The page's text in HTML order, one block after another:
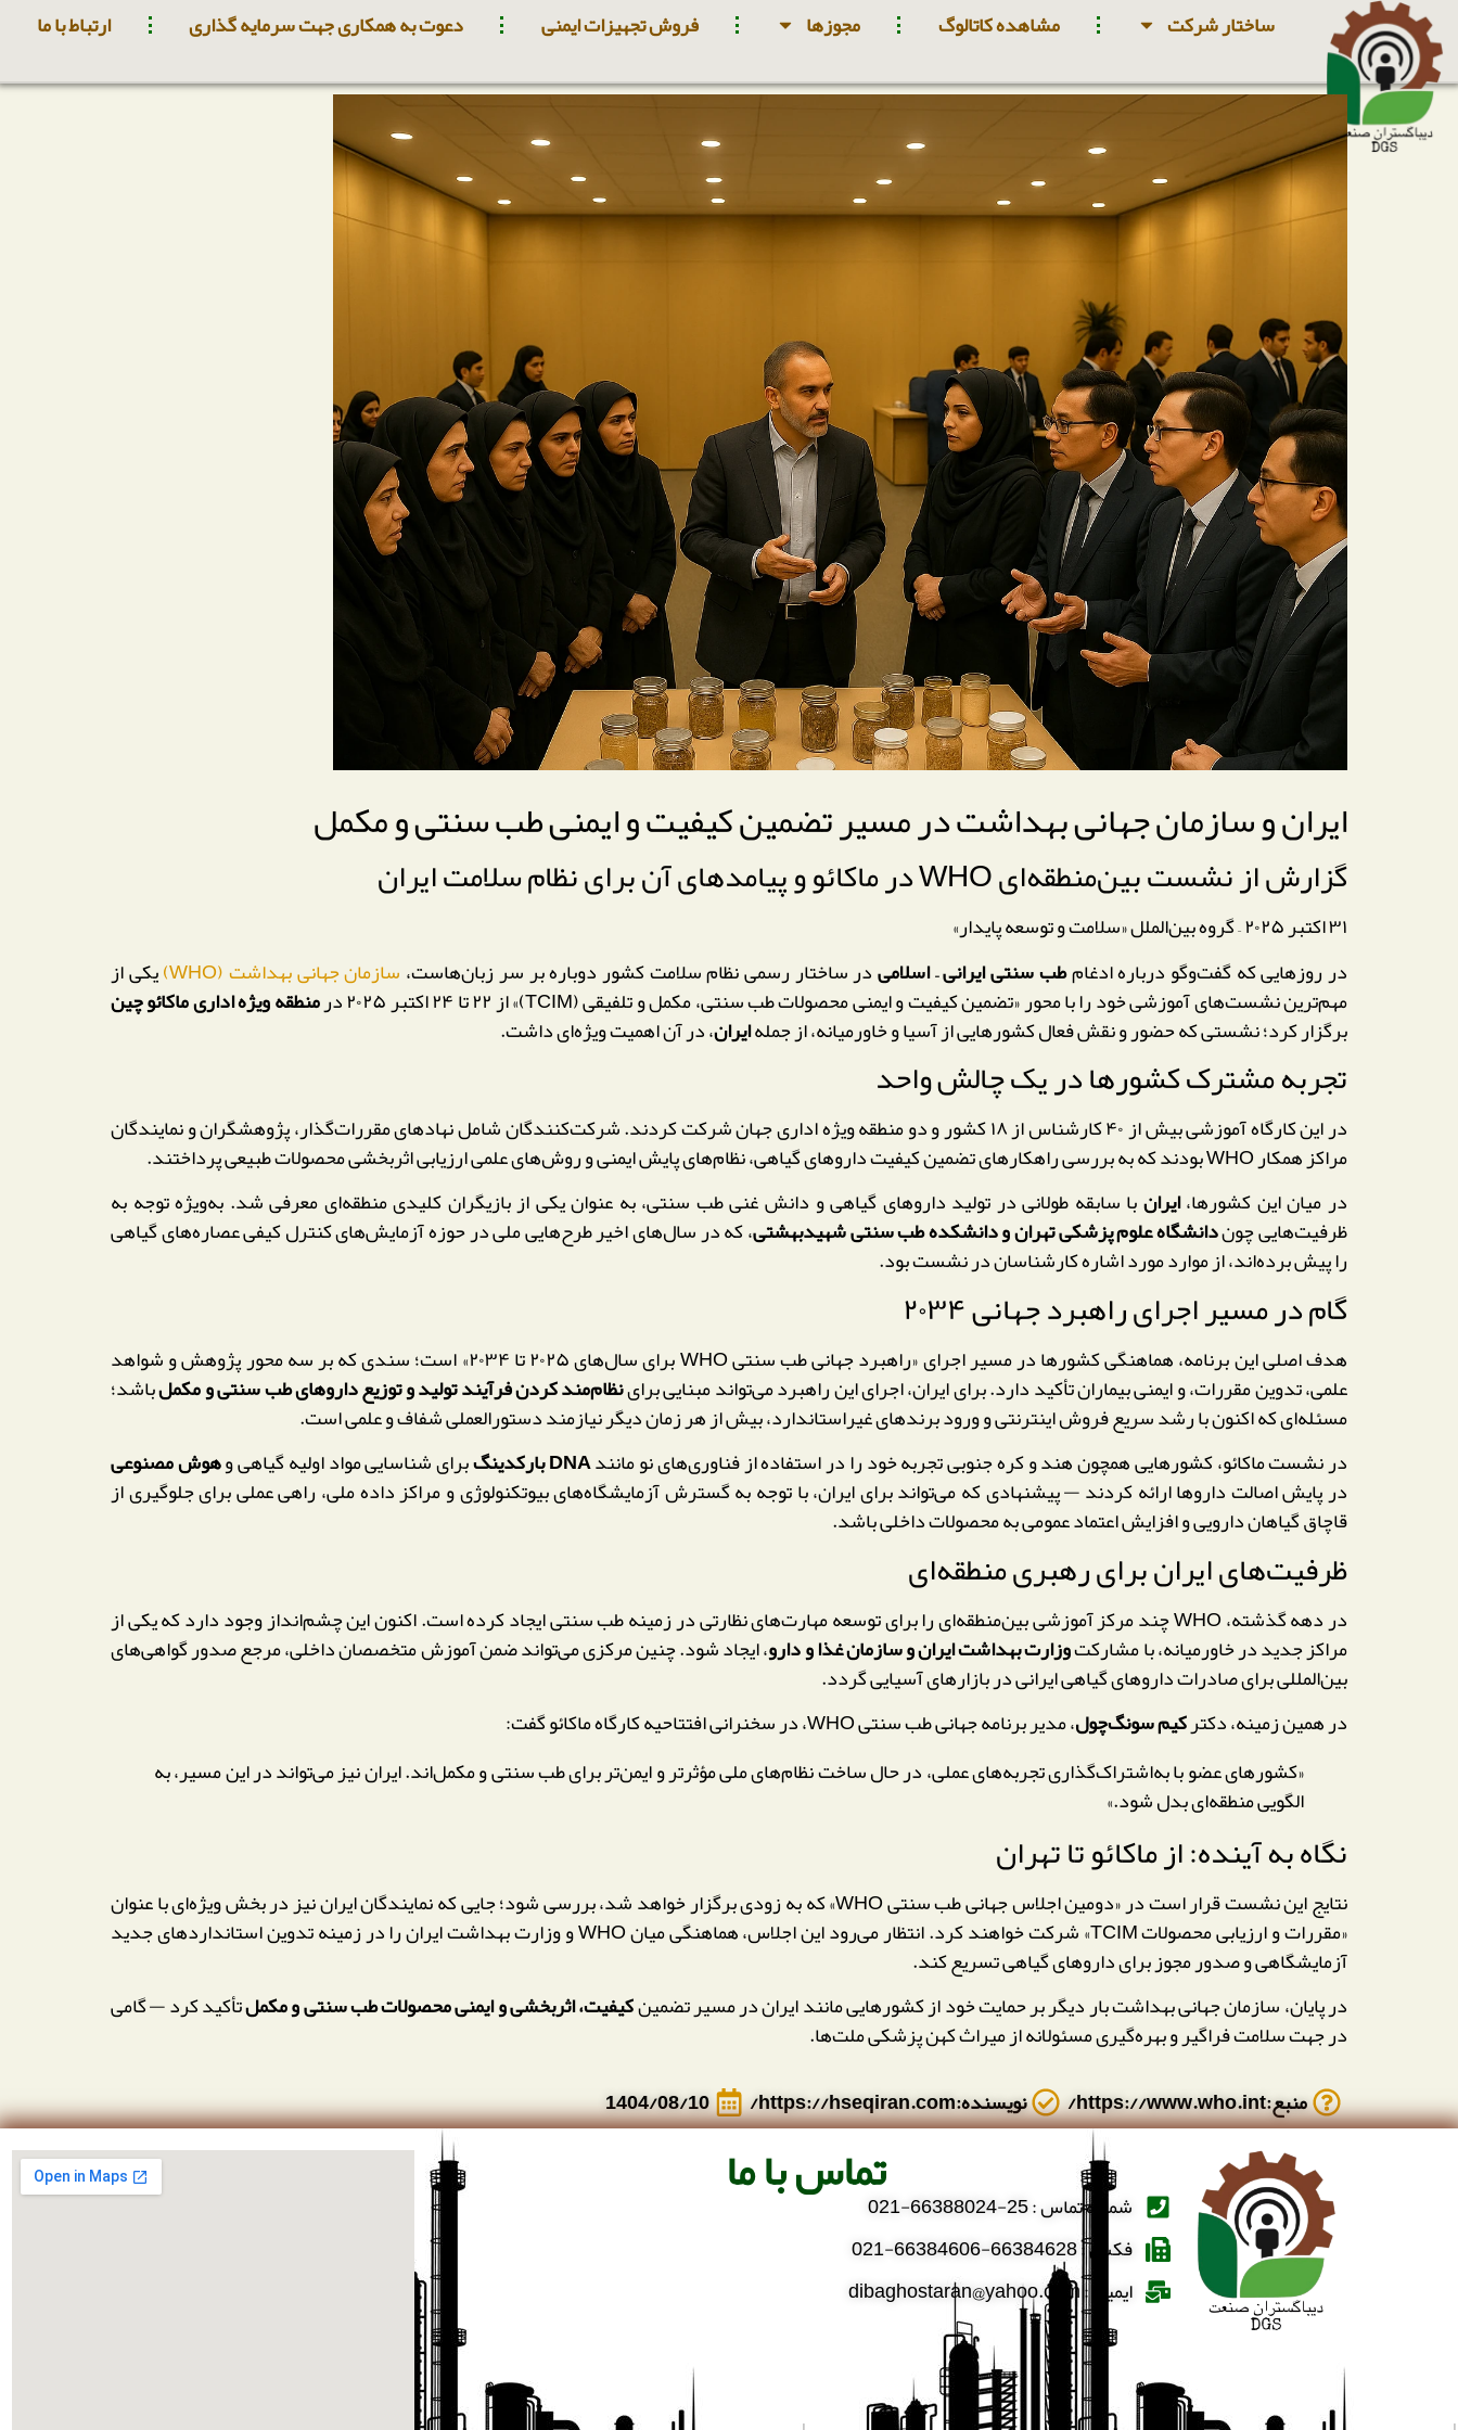
ساختار شرکت مشاهده کاتالوگ مجوزها فروش تجهیزات ایمنی دعوت به همکاری جهت سرمایه گذاری ارتباط با ما
ایران و سازمان جهانی بهداشت در مسیر تضمین کیفیت و ایمنی طب سنتی و مکمل
گزارش از نشست بین‌منطقه‌ای WHO در ماکائو و پیامدهای آن برای نظام سلامت ایران
۳۱ اکتبر ۲۰۲۵ – گروه بین‌الملل «سلامت و توسعه پایدار»
در روزهایی که گفت‌وگو درباره ادغامطب سنتی ایرانی – اسلامیدر ساختار رسمی نظام سلامت کشور دوباره بر سر زبان‌هاست،سازمان جهانی بهداشت (WHO) یکی از
مهم‌ترین نشست‌های آموزشی خود را با محور «تضمین کیفیت و ایمنی محصولات طب سنتی، مکمل و تلفیقی (TCIM)» از ۲۲ تا ۲۴ اکتبر ۲۰۲۵ در منطقه ویژه اداری ماکائو چین
برگزار کرد؛ نشستی که حضور و نقش فعال کشورهایی از آسیا و خاورمیانه، از جملهایران، در آن اهمیت ویژه‌ای داشت.
تجربه مشترک کشورها در یک چالش واحد
در این کارگاه آموزشی بیش از ۴۰ کارشناس از ۱۸ کشور و دو منطقه ویژه اداری جهان شرکت کردند. شرکت‌کنندگان شامل نهادهای مقررات‌گذار، پژوهشگران و نمایندگان
مراکز همکار WHO بودند که به بررسی راهکارهای تضمین کیفیت داروهای گیاهی، نظام‌های پایش ایمنی و روش‌های علمی ارزیابی اثربخشی محصولات طبیعی پرداختند.
در میان این کشورها،ایرانبا سابقه طولانی در تولید داروهای گیاهی و دانش غنی طب سنتی، به عنوان یکی از بازیگران کلیدی منطقه‌ای معرفی شد. به‌ویژه توجه به
ظرفیت‌هایی چوندانشگاه علوم پزشکی تهران و دانشکده طب سنتی شهیدبهشتی، که در سال‌های اخیر طرح‌هایی ملی در حوزه آزمایش‌های کنترل کیفی عصاره‌های گیاهی
را پیش برده‌اند، از موارد مورد اشاره کارشناسان در نشست بود.
گام در مسیر اجرای راهبرد جهانی ۲۰۳۴
هدف اصلی این برنامه، هماهنگی کشورها در مسیر اجرای «راهبرد جهانی طب سنتی WHO برای سال‌های ۲۰۲۵ تا ۲۰۳۴» است؛ سندی که بر سه محور پژوهش و شواهد
علمی، تدوین مقررات، و ایمنی بیماران تأکید دارد. برای ایران، اجرای این راهبرد می‌تواند مبنایی براینظام‌مند کردن فرآیند تولید و توزیع داروهای طب سنتی و مکملباشد؛
مسئله‌ای که اکنون با رشد سریع فروش اینترنتی و ورود برندهای غیراستاندارد، بیش از هر زمان دیگر نیازمند دستورالعملی شفاف و علمی است.
در نشست ماکائو، کشورهایی همچون هند و کره جنوبی تجربه خود را در استفاده از فناوری‌های نو مانندDNA بارکدینگ برای شناسایی مواد اولیه گیاهی وهوش مصنوعی
در پایش اصالت داروها ارائه کردند — پیشنهادی که می‌تواند برای ایران، با توجه به گسترش آزمایشگاه‌های بیوتکنولوژی و مراکز داده ملی، راهی عملی برای جلوگیری از
قاچاق گیاهان دارویی و افزایش اعتماد عمومی به محصولات داخلی باشد.
ظرفیت‌های ایران برای رهبری منطقه‌ای
در دهه گذشته، WHO چند مرکز آموزشی بین‌منطقه‌ای را برای توسعه مهارت‌های نظارتی در زمینه طب سنتی ایجاد کرده است. اکنون این چشم‌انداز وجود دارد که یکی از
مراکز جدید در خاورمیانه، با مشارکتوزارت بهداشت ایران و سازمان غذا و دارو، ایجاد شود. چنین مرکزی می‌تواند ضمن آموزش متخصصان داخلی، مرجع صدور گواهی‌های
بین‌المللی برای صادرات داروهای گیاهی ایرانی در بازارهای آسیایی گردد.
در همین زمینه، دکترکیم سونگ‌چول، مدیر برنامه جهانی طب سنتی WHO، در سخنرانی افتتاحیه کارگاه ماکائو گفت:
«کشورهای عضو با به‌اشتراک‌گذاری تجربه‌های عملی، در حال ساخت نظام‌های ملی مؤثرتر و ایمن‌تر برای طب سنتی و مکمل‌اند. ایران نیز می‌تواند در این مسیر، به
الگویی منطقه‌ای بدل شود.»
نگاه به آینده: از ماکائو تا تهران
نتایج این نشست قرار است در «دومین اجلاس جهانی طب سنتی WHO» که به زودی برگزار خواهد شد، بررسی شود؛ جایی که نمایندگان ایران نیز در بخش ویژه‌ای با عنوان
«مقررات و ارزیابی محصولات TCIM» شرکت خواهند کرد. انتظار می‌رود این اجلاس، هماهنگی میان WHO و وزارت بهداشت ایران را در زمینه تدوین استانداردهای جدید
آزمایشگاهی و صدور مجوز برای داروهای گیاهی تسریع کند.
در پایان، سازمان جهانی بهداشت بار دیگر بر حمایت خود از کشورهایی مانند ایران در مسیر تضمینکیفیت، اثربخشی و ایمنی محصولات طب سنتی و مکملتأکید کرد — گامی
در جهت سلامت فراگیر و بهره‌گیری مسئولانه از میراث کهن پزشکی ملت‌ها.
منبع:https://www.who.int/
نویسنده:https://hseqiran.com/ 1404/08/10
تماس با ما
شماره تماس : 25-66388024-021
فکس : 66384628-66384606-021
ایمیل : dibaghostaran@yahoo.com